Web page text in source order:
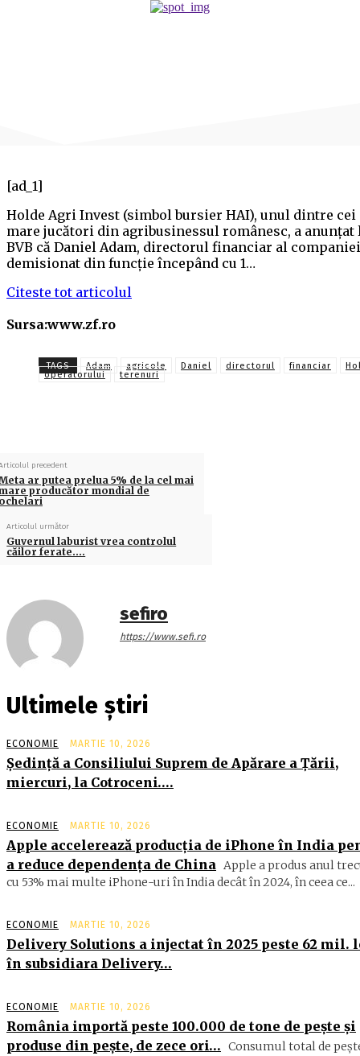
[ad_1]
Holde Agri Invest (simbol bursier HAI), unul dintre cei
mare jucători din agribusinessul românesc, a anunţat
BVB că Daniel Adam, directorul financiar al
demisionat din funcţie începând cu 1…
Citeste tot articolul
Sursa:www.zf.ro
TAGS Adam agricole Daniel directorul financiar
operatorului
terenuri
precedent
ar putea prelua 5% de la cel mai
producător mondial de
Articolul următor
Guvernul laburist vrea controlul
căilor ferate….
sefiro
https://www.sefi.ro
Ultimele știri
ECONOMIE MARTIE 10, 2026
Şedinţă a Consiliului Suprem de Apărare a Ţării,
miercuri, la Cotroceni….
ECONOMIE MARTIE 10, 2026
Apple accelerează producția de iPhone în India
a reduce dependența de China Apple a produs anul
cu 53% mai multe iPhone-uri în India decât în 2024, în ceea ce...
ECONOMIE MARTIE 10, 2026
Delivery Solutions a injectat în 2025 peste 62 mil.
în subsidiara Delivery…
ECONOMIE MARTIE 10, 2026
România importă peste 100.000 de tone de peşte şi
produse din peşte, de zece ori… Consumul total de